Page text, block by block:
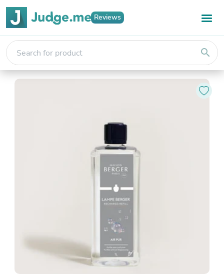
Reviews
search